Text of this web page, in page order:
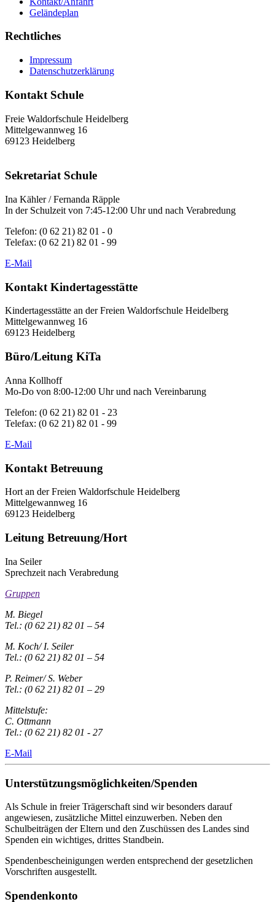
Geländeplan
Rechtliches
Impressum
Datenschutzerklärung
Kontakt Schule
Freie Waldorfschule Heidelberg
Mittelgewannweg 16
69123 Heidelberg
Sekretariat Schule
Ina Kähler / Fernanda Räpple
In der Schulzeit von 7:45-12:00 Uhr und nach Verabredung
Telefon: (0 62 21) 82 01 - 0
Telefax: (0 62 21) 82 01 - 99
E-Mail
Kontakt Kindertagesstätte
Kindertagesstätte an der Freien Waldorfschule Heidelberg
Mittelgewannweg 16
69123 Heidelberg
Büro/Leitung KiTa
Anna Kollhoff
Mo-Do von 8:00-12:00 Uhr und nach Vereinbarung
Telefon: (0 62 21) 82 01 - 23
Telefax: (0 62 21) 82 01 - 99
E-Mail
Kontakt Betreuung
Hort an der Freien Waldorfschule Heidelberg
Mittelgewannweg 16
69123 Heidelberg
Leitung Betreuung/Hort
Ina Seiler
Sprechzeit nach Verabredung
Gruppen
M. Biegel
Tel.: (0 62 21) 82 01 – 54
M. Koch/ I. Seiler
Tel.: (0 62 21) 82 01 – 54
P. Reimer/ S. Weber
Tel.: (0 62 21) 82 01 – 29
Mittelstufe:
C. Ottmann
Tel.: (0 62 21) 82 01 - 27
E-Mail
Unterstützungsmöglichkeiten/Spenden
Als Schule in freier Trägerschaft sind wir besonders darauf
angewiesen, zusätzliche Mittel einzuwerben. Neben den
Schulbeiträgen der Eltern und den Zuschüssen des Landes sind
Spenden ein wichtiges, drittes Standbein.
Spendenbescheinigungen werden entsprechend der gesetzlichen
Vorschriften ausgestellt.
Spendenkonto